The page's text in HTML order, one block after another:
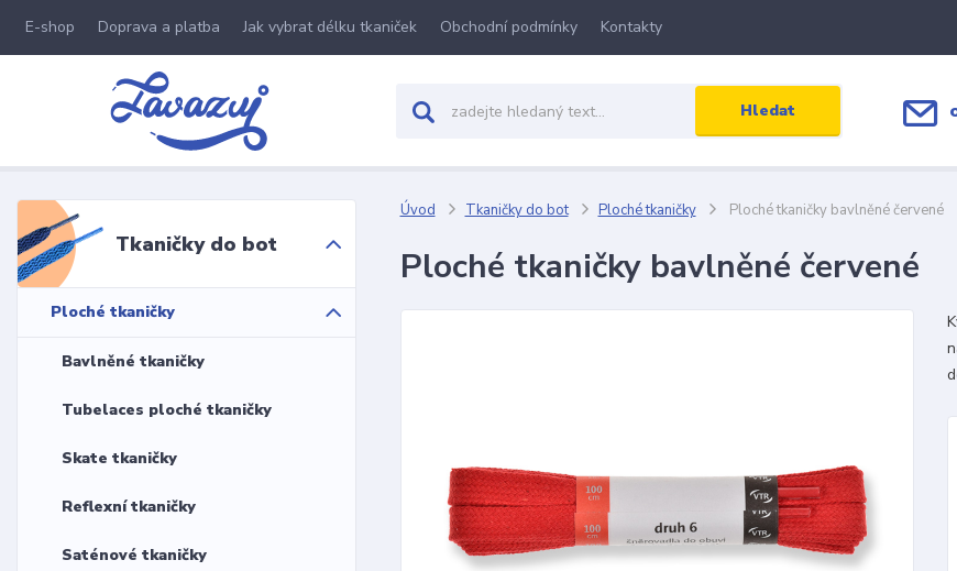
E-shop Doprava a platba Jak vybrat délku tkaniček Obchodní podmínky Kontakty
Hledat
Tkaničky do bot
Ploché tkaničky
Bavlněné tkaničky
Tubelaces ploché tkaničky
Skate tkaničky
Reflexní tkaničky
Saténové tkaničky
Úvod Tkaničky do bot Ploché tkaničky Ploché tkaničky bavlněné červené
Ploché tkaničky bavlněné červené